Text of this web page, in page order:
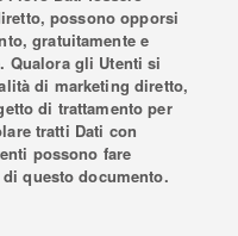
possono opporsi
gratuitamente e
Qualora gli Utenti si
di marketing diretto,
di trattamento per
tratti Dati con
possono fare
questo documento.